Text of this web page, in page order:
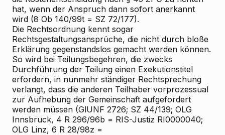
hat, wenn der Anspruch dann sofort anerkannt
wird (8 Ob 140/99t = SZ 72/177).
Die Rechtsordnung kennt sogar
Rechtsgestaltungsansprüche, die nicht durch bloße
Erklärung gegenstandslos gemacht werden können.
So wird bei Teilungsbegehren, die zwecks
Durchführung der Teilung einen Exekutionstitel
erfordern, in nunmehr ständiger Rechtsprechung
verlangt, dass die anderen Teilhaber vorprozessual
zur Aufhebung der Gemeinschaft aufgefordert
werden müssen (GlUNF 2726; SZ 44/139; OLG
Innsbruck, 4 R 296/96b = RIS-Justiz RI0000040;
OLG Linz, 6 R 28/98z =